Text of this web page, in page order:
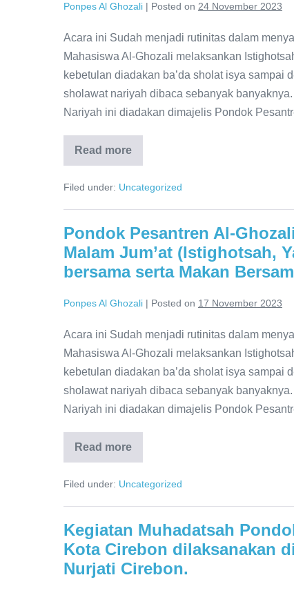
Ponpes Al Ghozali | Posted on 24 November 2023
Acara ini Sudah menjadi rutinitas dalam
Mahasiswa Al-Ghozali melaksankan
kebetulan diadakan ba’da sholat isya
sholawat nariyah dibaca sebanyak
Nariyah ini diadakan dimajelis Pondok
Read more
Pondok
Pesantren
Ghozali
Acara
Setiap
Jum’at
(Istighotsah,
Yasinan,
Nariyah,
Berdo’a
serta
Bersama).
Filed under: Uncategorized
Pondok Pesantren Al-
Malam Jum’at (Istighotsah,
bersama serta Makan
Ponpes Al Ghozali | Posted on 17 November 2023
Acara ini Sudah menjadi rutinitas dalam
Mahasiswa Al-Ghozali melaksankan
kebetulan diadakan ba’da sholat isya
sholawat nariyah dibaca sebanyak
Nariyah ini diadakan dimajelis Pondok
Read more
Pondok
Pesantren
Ghozali
Acara
Setiap
Jum’at
(Istighotsah,
Yasinan,
Filed under: Uncategorized
Kegiatan Muhadatsah
Kota Cirebon dilaksanakan
Nurjati Cirebon.